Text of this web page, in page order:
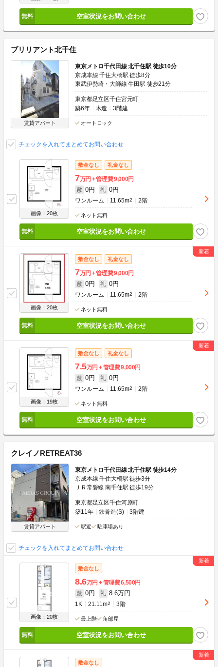
空室状況をお問い合わせ
ブリリアント北千住
賃貸アパート
東京メトロ千代田線 北千住駅 徒歩10分
京成本線 千住大橋駅 徒歩8分
東武伊勢崎・大師線 牛田駅 徒歩21分
東京都足立区千住宮元町
築6年
木造 3階建
オートロック
チェックを入れてまとめてお問い合わせ
画像：20枚
敷金なし 礼金なし
7万円 管理費9,000円
敷 0円 礼 0円
ワンルーム 11.65m2 2階
ネット無料
空室状況をお問い合わせ
画像：20枚
敷金なし 礼金なし
7万円 管理費9,000円
敷 0円 礼 0円
ワンルーム 11.65m2 2階
ネット無料
空室状況をお問い合わせ
画像：19枚
敷金なし 礼金なし
7.5万円 管理費9,000円
敷 0円 礼 0円
ワンルーム 11.65m2 2階
ネット無料
空室状況をお問い合わせ
クレイノRETREAT36
賃貸アパート
東京メトロ千代田線 北千住駅 徒歩14分
京成本線 千住大橋駅 徒歩3分
ＪＲ常磐線 南千住駅 徒歩19分
東京都足立区千住河原町
築11年
鉄骨造(S) 3階建
駅近 駐車場あり
チェックを入れてまとめてお問い合わせ
画像：20枚
敷金なし
8.6万円 管理費6,500円
敷 0円 礼 8.6万円
1K 21.11m2 3階
最上階 角部屋
空室状況をお問い合わせ
敷金なし